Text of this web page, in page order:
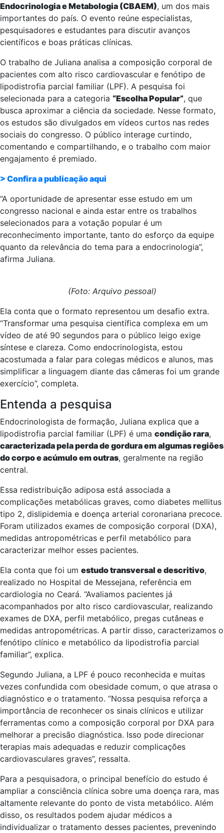
Endocrinologia e Metabologia (CBAEM), um dos mais
importantes do país. O evento reúne especialistas,
pesquisadores e estudantes para discutir avanços
científicos e boas práticas clínicas.
O trabalho de Juliana analisa a composição corporal de
pacientes com alto risco cardiovascular e fenótipo de
lipodistrofia parcial familiar (LPF). A pesquisa foi
selecionada para a categoria “Escolha Popular”, que
busca aproximar a ciência da sociedade. Nesse formato,
os estudos são divulgados em vídeos curtos nas redes
sociais do congresso. O público interage curtindo,
comentando e compartilhando, e o trabalho com maior
engajamento é premiado.
> Confira a publicação aqui
“A oportunidade de apresentar esse estudo em um
congresso nacional e ainda estar entre os trabalhos
selecionados para a votação popular é um
reconhecimento importante, tanto do esforço da equipe
quanto da relevância do tema para a endocrinologia”,
afirma Juliana.
(Foto: Arquivo pessoal)
Ela conta que o formato representou um desafio extra.
“Transformar uma pesquisa científica complexa em um
vídeo de até 90 segundos para o público leigo exige
síntese e clareza. Como endocrinologista, estou
acostumada a falar para colegas médicos e alunos, mas
simplificar a linguagem diante das câmeras foi um grande
exercício”, completa.
Entenda a pesquisa
Endocrinologista de formação, Juliana explica que a
lipodistrofia parcial familiar (LPF) é uma condição rara,
caracterizada pela perda de gordura em algumas regiões
do corpo e acúmulo em outras, geralmente na região
central.
Essa redistribuição adiposa está associada a
complicações metabólicas graves, como diabetes mellitus
tipo 2, dislipidemia e doença arterial coronariana precoce.
Foram utilizados exames de composição corporal (DXA),
medidas antropométricas e perfil metabólico para
caracterizar melhor esses pacientes.
Ela conta que foi um estudo transversal e descritivo,
realizado no Hospital de Messejana, referência em
cardiologia no Ceará. “Avaliamos pacientes já
acompanhados por alto risco cardiovascular, realizando
exames de DXA, perfil metabólico, pregas cutâneas e
medidas antropométricas. A partir disso, caracterizamos o
fenótipo clínico e metabólico da lipodistrofia parcial
familiar”, explica.
Segundo Juliana, a LPF é pouco reconhecida e muitas
vezes confundida com obesidade comum, o que atrasa o
diagnóstico e o tratamento. “Nossa pesquisa reforça a
importância de reconhecer os sinais clínicos e utilizar
ferramentas como a composição corporal por DXA para
melhorar a precisão diagnóstica. Isso pode direcionar
terapias mais adequadas e reduzir complicações
cardiovasculares graves”, ressalta.
Para a pesquisadora, o principal benefício do estudo é
ampliar a consciência clínica sobre uma doença rara, mas
altamente relevante do ponto de vista metabólico. Além
disso, os resultados podem ajudar médicos a
individualizar o tratamento desses pacientes, prevenindo